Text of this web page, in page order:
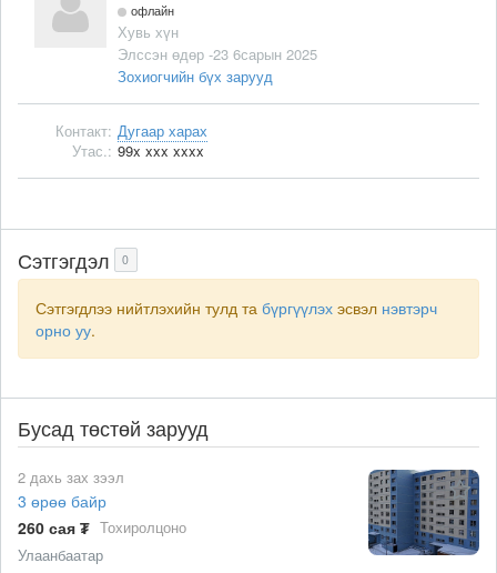
офлайн
Хувь хүн
Элссэн өдөр -23 6сарын 2025
Зохиогчийн бүх зарууд
Контакт: Дугаар харах
Утас.: 99x xxx xxxx
Сэтгэгдэл 0
Сэтгэгдлээ нийтлэхийн тулд та бүргүүлэх эсвэл нэвтэрч
орно уу.
Бусад төстөй зарууд
2 дахь зах зээл
3 өрөө байр
260 сая ₮ Тохиролцоно
Улаанбаатар